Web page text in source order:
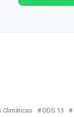
Climáticas ODS 13